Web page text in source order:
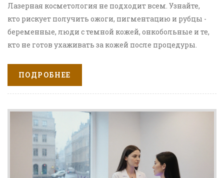
Лазерная косметология не подходит всем. Узнайте,
кто рискует получить ожоги, пигментацию и рубцы -
беременные, люди с темной кожей, онкобольные и те,
кто не готов ухаживать за кожей после процедуры.
ПОДРОБНЕЕ